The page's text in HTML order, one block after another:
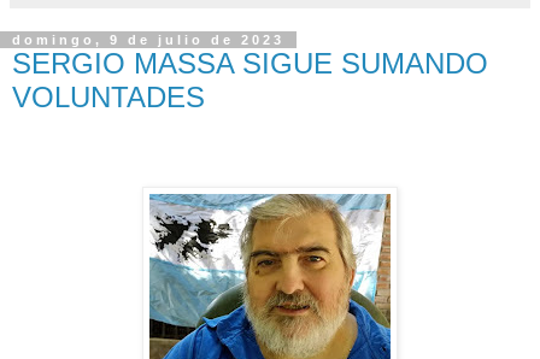
domingo, 9 de julio de 2023
SERGIO MASSA SIGUE SUMANDO
VOLUNTADES